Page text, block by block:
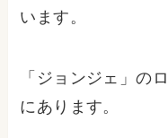
います。
「ジョンジェ」の
にあります。